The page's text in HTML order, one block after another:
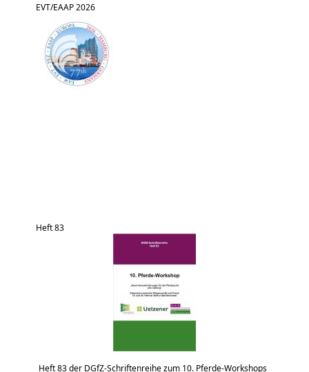
EVT/EAAP 2026
Heft 83
Heft 83 der DGfZ-Schriftenreihe zum 10. Pferde-Workshops